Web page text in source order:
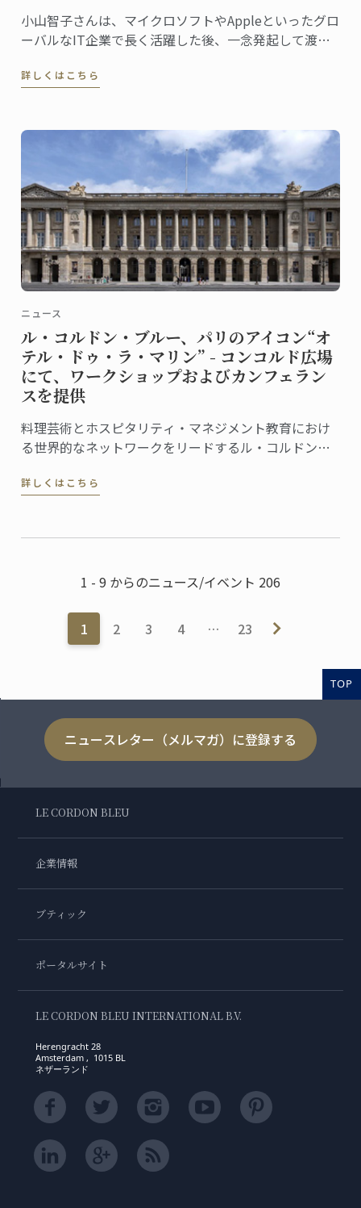
小山智子さんは、マイクロソフトやAppleといったグロ
ーバルなIT企業で長く活躍した後、一念発起して渡
た。
詳しくはこちら
ニュース
ル・コルドン・ブルー、パリのアイコン“オ
テル・ドゥ・ラ・マリン” - コンコルド広場
にて、ワークショップおよびカンフェラン
スを提供
料理芸術とホスピタリティ・マネジメント教育におけ
る世界的なネットワークをリードするル・コルドン・
des Monuments Nationaux, CMN）より、パリのオテ
詳しくはこちら
1 - 9 からのニュース/イベント 206
1 2 3 4 … 23
TOP
ニュースレター（メルマガ）に登録する
LE CORDON BLEU
企業情報
ブティック
ポータルサイト
LE CORDON BLEU INTERNATIONAL B.V.
Herengracht 28
Amsterdam , 1015 BL
ネザーランド